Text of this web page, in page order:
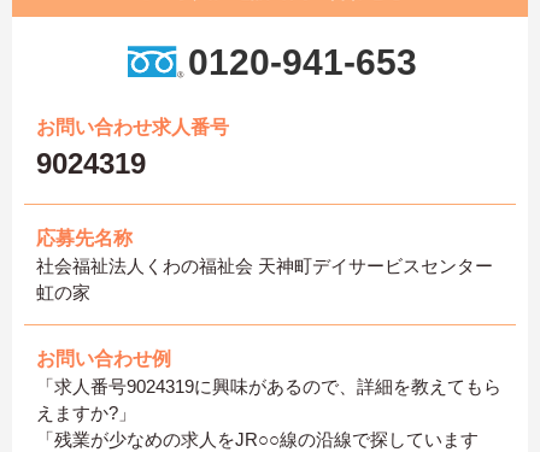
0120-941-653
お問い合わせ求人番号
9024319
応募先名称
社会福祉法人くわの福祉会 天神町デイサービスセンター
虹の家
お問い合わせ例
「求人番号9024319に興味があるので、詳細を教えてもら
えますか?」
「残業が少なめの求人をJR○○線の沿線で探しています